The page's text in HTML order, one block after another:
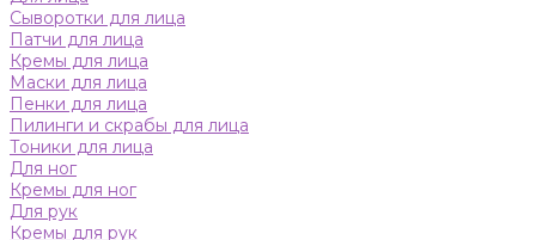
Сыворотки для лица
Патчи для лица
Кремы для лица
Маски для лица
Пенки для лица
Пилинги и скрабы для лица
Тоники для лица
Для ног
Кремы для ног
Для рук
Кремы для рук